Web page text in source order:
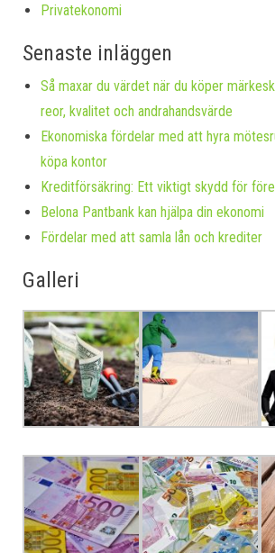
Privatekonomi
Senaste inläggen
Så maxar du värdet när du köper
reor, kvalitet och andrahandsvärde
Ekonomiska fördelar med att hyra
köpa kontor
Kreditförsäkring: Ett viktigt skydd för
Belona Pantbank kan hjälpa din ekonomi
Fördelar med att samla lån och krediter
Galleri